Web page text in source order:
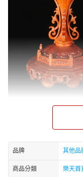
荷蓮清淨 一心禮供 多寶
品牌 其他品
商品分類 樂天首